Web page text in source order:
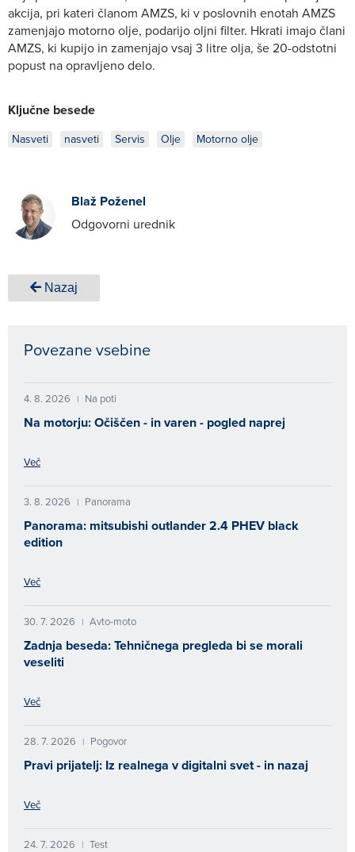
akcija, pri kateri članom AMZS, ki v poslovnih enotah AMZS
zamenjajo motorno olje, podarijo oljni filter. Hkrati imajo člani
AMZS, ki kupijo in zamenjajo vsaj 3 litre olja, še 20-odstotni
popust na opravljeno delo.
Ključne besede
Nasveti nasveti Servis Olje Motorno olje
Blaž Poženel
Odgovorni urednik
Nazaj
Povezane vsebine
4. 8. 2026 | Na poti
Na motorju: Očiščen - in varen - pogled naprej
Več
3. 8. 2026 | Panorama
Panorama: mitsubishi outlander 2.4 PHEV black
edition
Več
30. 7. 2026 | Avto-moto
Zadnja beseda: Tehničnega pregleda bi se morali
veseliti
Več
28. 7. 2026 | Pogovor
Pravi prijatelj: Iz realnega v digitalni svet - in nazaj
Več
24. 7. 2026 | Test